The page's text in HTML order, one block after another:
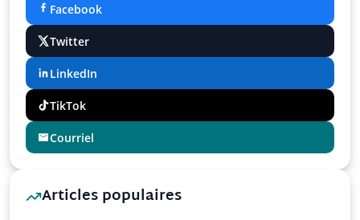
Facebook
Twitter
LinkedIn
TikTok
Courriel
Articles populaires